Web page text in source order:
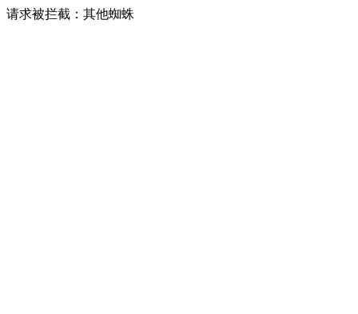
请求被拦截：其他蜘蛛